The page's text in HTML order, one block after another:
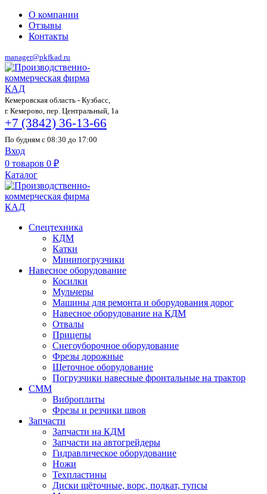
О компании
Отзывы
Контакты
manager@pkfkad.ru
Кемеровская область - Кузбасс,
г. Кемерово, пер. Центральный, 1а
+7 (3842) 36-13-66
По будням с 08:30 до 17:00
Вход
0 товаров 0 ₽
Каталог
Спецтехника
КДМ
Катки
Минипогрузчики
Навесное оборудование
Косилки
Мульчеры
Машины для ремонта и оборудования дорог
Навесное оборудование на КДМ
Отвалы
Прицепы
Снегоуборочное оборудование
Фрезы дорожные
Щеточное оборудование
Погрузчики навесные фронтальные на трактор
СММ
Виброплиты
Фрезы и резчики швов
Запчасти
Запчасти на КДМ
Запчасти на автогрейдеры
Гидравлическое оборудование
Ножи
Техпластины
Диски щёточные, ворс, подкат, тупсы